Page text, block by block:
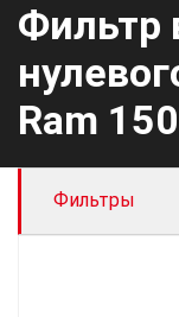
Фильтр
Ram
Фильтры